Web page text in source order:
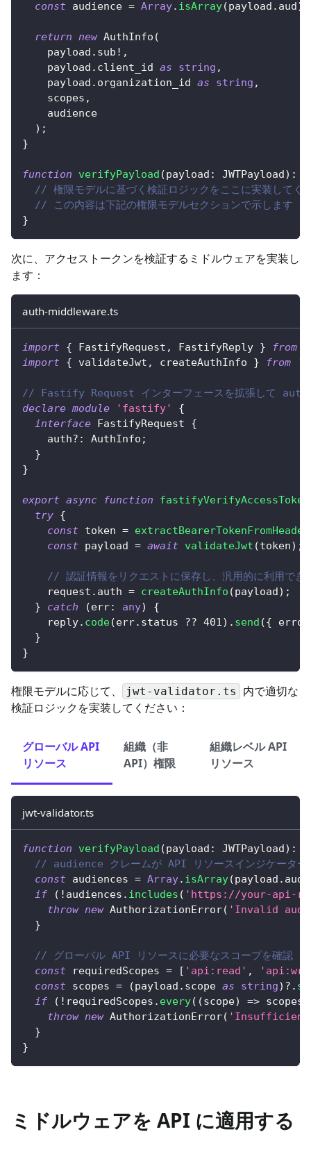
const audience = Array. isArray(payload . aud)
return new AuthInfo (
    payload
. sub ! ,
    payload
. client_id as string ,
    payload
. organization_id as string ,
    scopes
,
    audience
) ;
}
function verifyPayload (payload : JWTPayload) :
// 権限モデルに基づく検証ロジックをここに実装してく
// この内容は下記の権限モデルセクションで示します
}
次に、アクセストークンを検証するミドルウェアを実装し
ます：
auth-middleware.ts
import { FastifyRequest , FastifyReply } from
import { validateJwt , createAuthInfo } from
// Fastify Request インターフェースを拡張して auth
declare module 'fastify'
{
interface FastifyRequest
{
    auth
? : AuthInfo ;
}
}
export async function fastifyVerifyAccessToken
try {
const token =
const payload = await validateJwt (token) ;
// 認証情報をリクエストに保存し、汎用的に利用でき
    request
. auth = createAuthInfo (payload) ;
}
catch (err: any)
{
    reply
. code(err. status ?? 401 ) . send ({ error
}
}
権限モデルに応じて、 jwt-validator.ts
内で適切な
検証ロジックを実装してください：
グローバル API
リソース
組織（非
API）権限
組織レベル API
リソース
jwt-validator.ts
function verifyPayload (payload : JWTPayload) :
// audience クレームが API リソースインジケーター
const audiences = Array. isArray(payload . aud
if
( ! audiences . includes ( 'https://your-api-
throw new AuthorizationError( 'Invalid
}
// グローバル API リソースに必要なスコープを確認
const requiredScopes = [ 'api:read' ,
const scopes = (payload . scope as string) ?.
if
( ! requiredScopes . every( (scope) => scopes
throw new AuthorizationError( 'Insufficient
}
}
ミドルウェアを API に適用する